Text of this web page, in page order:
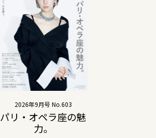
2026年9月号 No.603
パリ・オペラ座の魅
力。